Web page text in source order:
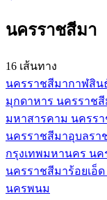
นครราชสีมา
16 เส้นทาง
นครราชสีมากาฬสิน
มุกดาหาร นครราชสี
มหาสารคาม นครร
นครราชสีมาอุบลรา
กรุงเทพมหานคร นค
นครราชสีมาร้อยเอ็ด
นครพนม